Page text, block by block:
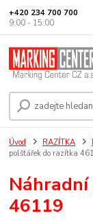
+420 234 700 700
9:00 - 15:00
Úvod RAZÍTKA
polštářek do razítka
46119